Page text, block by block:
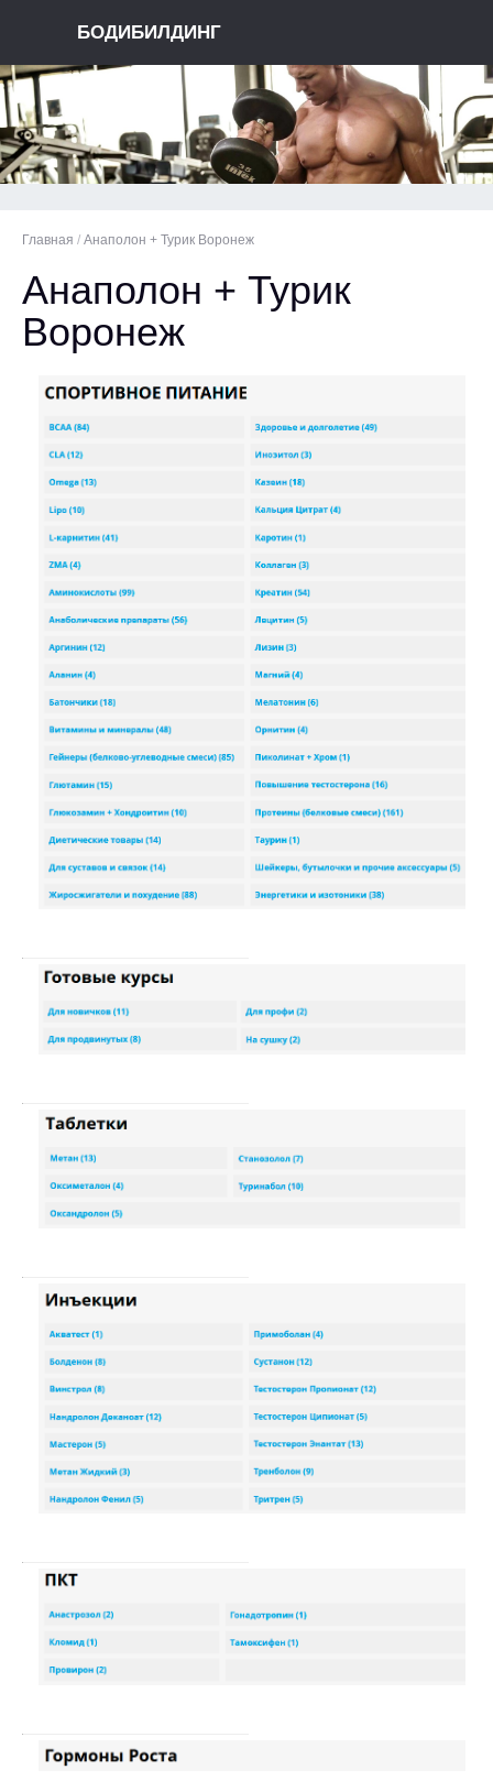
БОДИБИЛДИНГ
Главная / Анаполон + Турик Воронеж
Анаполон + Турик
Воронеж